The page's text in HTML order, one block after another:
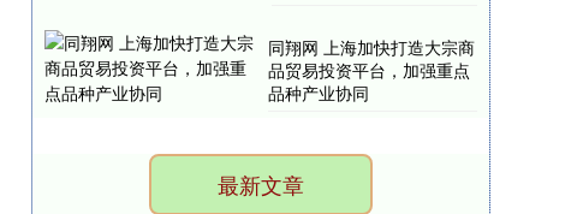
同翔网 上海加快打造大宗商
品贸易投资平台，加强重点
品种产业协同
最新文章